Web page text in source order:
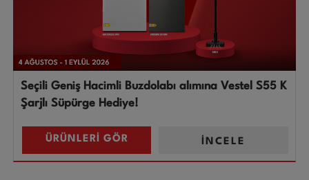
Seçili Geniş Hacimli Buzdolabı alımına Vestel S55 K
Şarjlı Süpürge Hediye!
İNCELE
ÜRÜNLERİ GÖR